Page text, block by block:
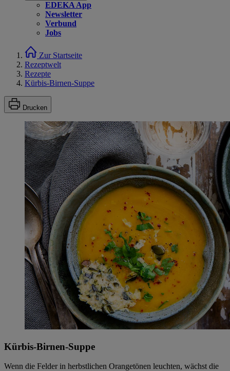
EDEKA App
Newsletter
Verbund
Jobs
Zur Startseite
Rezeptwelt
Rezepte
Kürbis-Birnen-Suppe
Drucken
Kürbis-Birnen-Suppe
Wenn die Felder in herbstlichen Orangetönen leuchten, wächst die